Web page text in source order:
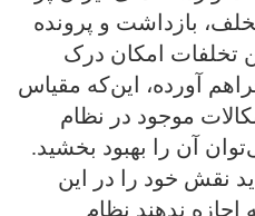
بازداشت و پرونده
تخلفات امکان درک
آورده، این‌که مقیاس
موجود در نظام
آن را بهبود بخشید.
نقش خود را در این
اجازه ندهند نظام